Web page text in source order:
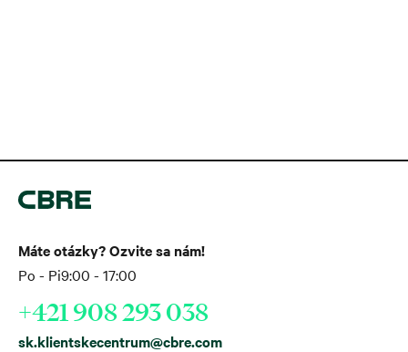
Máte otázky? Ozvite sa nám!
Po - Pi9:00 - 17:00
+421 908 293 038
sk.klientskecentrum@cbre.com